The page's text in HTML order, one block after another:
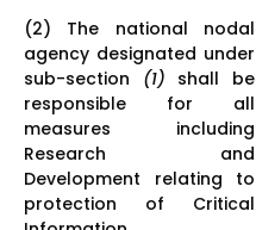
(2) The national nodal
agency designated under
sub-section (1) shall be
responsible for all
measures including
Research and
Development relating to
protection of Critical